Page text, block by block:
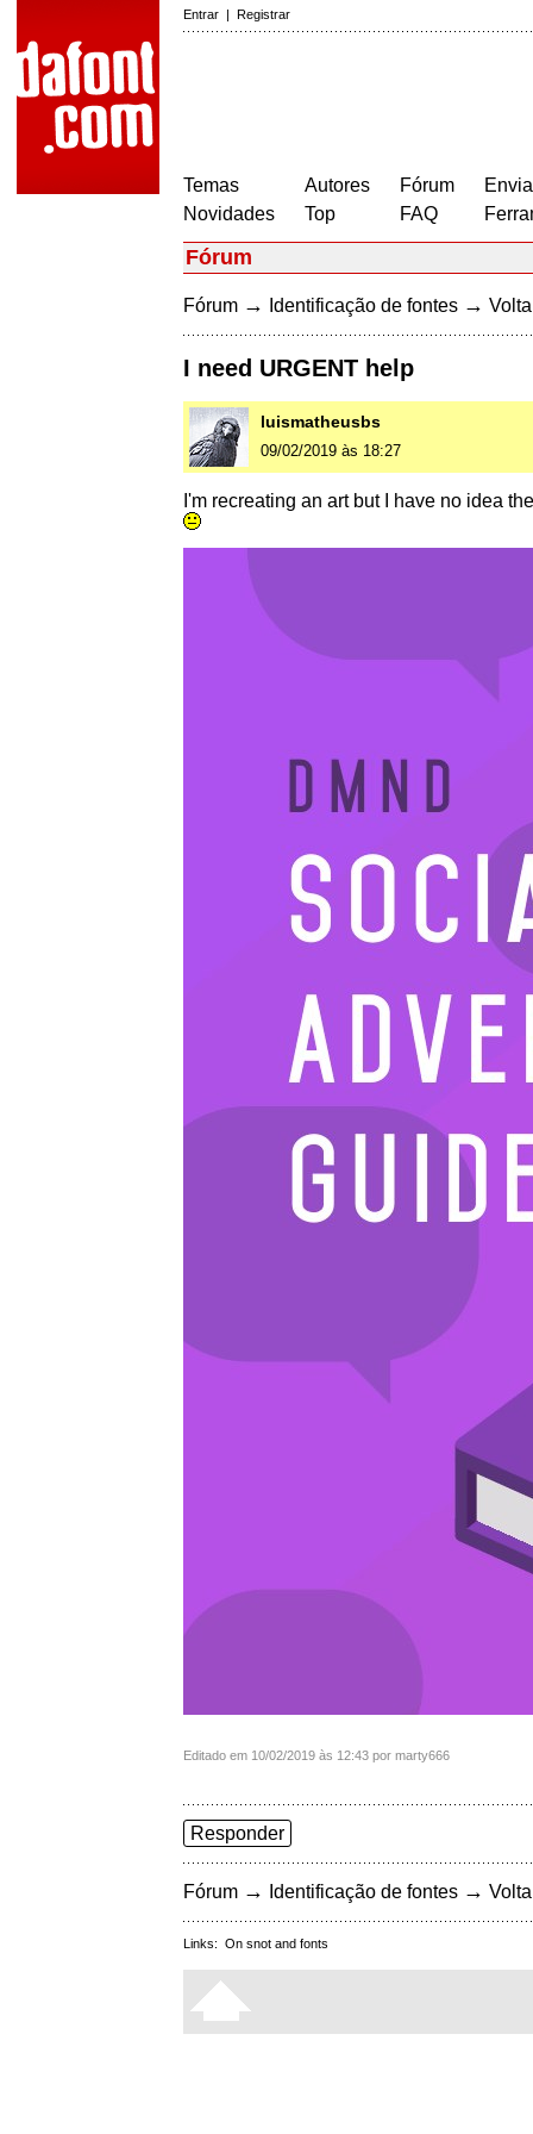
Entrar | Registrar
Temas
Novidades
Autores
Top
Fórum
FAQ
Fórum
Fórum → Identificação de fontes →
I need URGENT help
luismatheusbs
09/02/2019 às 18:27
I'm recreating an art but I have no idea
Editado em 10/02/2019 às 12:43 por marty666
Responder
Fórum → Identificação de fontes →
Links: On snot and fonts